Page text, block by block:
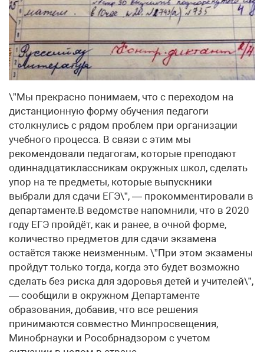
\”Мы прекрасно понимаем, что с переходом на
дистанционную форму обучения педагоги
столкнулись с рядом проблем при организации
учебного процесса. В связи с этим мы
рекомендовали педагогам, которые преподают
одиннадцатиклассникам окружных школ, сделать
упор на те предметы, которые выпускники
выбрали для сдачи ЕГЭ\”, — прокомментировали в
департаменте.В ведомстве напомнили, что в 2020
году ЕГЭ пройдёт, как и ранее, в очной форме,
количество предметов для сдачи экзамена
остаётся также неизменным. \”При этом экзамены
пройдут только тогда, когда это будет возможно
сделать без риска для здоровья детей и учителей\”,
— сообщили в окружном Департаменте
образования, добавив, что все решения
принимаются совместно Минпросвещения,
Минобрнауки и Рособрнадзором с учетом